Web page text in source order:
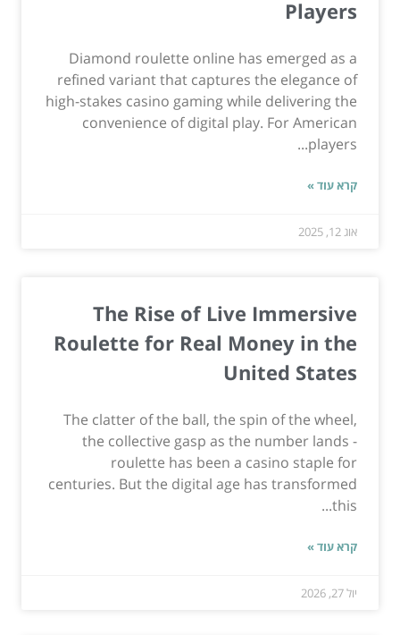
Players
Diamond roulette online has emerged as a
refined variant that captures the elegance of
high-stakes casino gaming while delivering the
convenience of digital play. For American
players...
קרא עוד »
אוג 12, 2025
The Rise of Live Immersive
Roulette for Real Money in the
United States
The clatter of the ball, the spin of the wheel,
the collective gasp as the number lands -
roulette has been a casino staple for
centuries. But the digital age has transformed
this...
קרא עוד »
יול 27, 2026